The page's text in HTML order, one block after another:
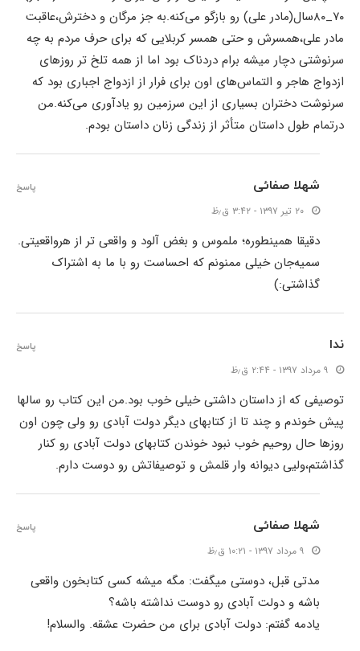
۷۰_۸۰سال(مادر علی) رو بازگو می‌کنه.به جز مرگان و دخترش،عاقبت
مادر علی،همسرش و حتی همسر کربلایی که برای حرف مردم به چه
سرنوشتی دچار میشه برام دردناک بود اما از همه تلخ تر روزهای
ازدواج هاجر و التماس‌های اون برای فرار از ازدواج اجباری بود که
سرنوشت دختران بسیاری از این سرزمین رو یادآوری می‌کنه.من
درتمام طول داستان متأثر از زندگی زنان داستان بودم.
شهلا صفائی
۲۰ تیر ۱۳۹۷ - ۳:۴۲ ق٫ظ
دقیقا همینطوره؛ ملموس و بغض آلود و واقعی تر از هرواقعیتی.
سمیه‌جان خیلی ممنونم که احساست رو با ما به اشتراک
گذاشتی:)
پاسخ
ندا
۹ مرداد ۱۳۹۷ - ۲:۴۴ ق٫ظ
توصیفی که از داستان داشتی خیلی خوب بود.من این کتاب رو سالها
پیش خوندم و چند تا از کتابهای دیگر دولت آبادی رو ولی چون اون
روزها حال روحیم خوب نبود خوندن کتابهای دولت آبادی رو کنار
گذاشتم،ولیی دیوانه وار قلمش و توصیفاتش رو دوست دارم.
پاسخ
شهلا صفائی
۹ مرداد ۱۳۹۷ - ۱۰:۲۱ ق٫ظ
مدتی قبل، دوستی میگفت: مگه میشه کسی کتابخون واقعی
باشه و دولت آبادی رو دوست نداشته باشه؟
یادمه گفتم: دولت آبادی برای من حضرت عشقه. والسلام!
پاسخ